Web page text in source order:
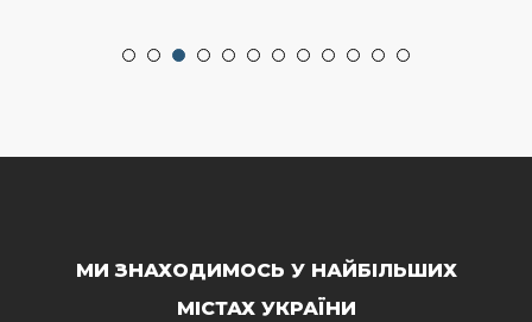
МИ ЗНАХОДИМОСЬ У НАЙБІЛЬШИХ
МІСТАХ УКРАЇНИ